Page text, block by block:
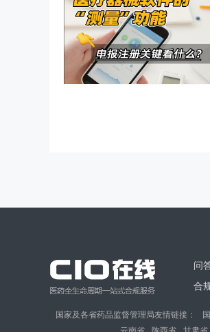
问
合
国家及各省药品监督管理局友情链接：